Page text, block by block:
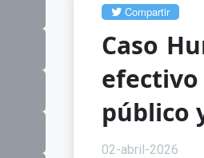
Compartir
Caso
público
02-abril-2026